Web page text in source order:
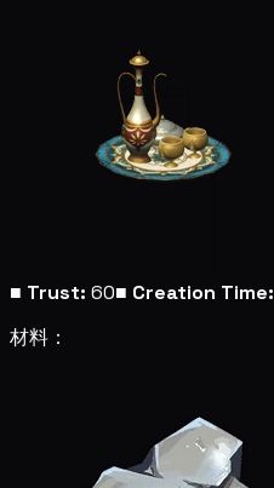
■ Trust: 60■ Creation Time:
材料：